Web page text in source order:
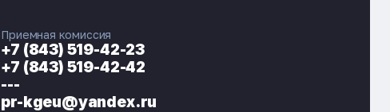
ЭНЕРГОКОД — ПОМОЩНИК КГЭУ
Приемная комиссия
+7 (843) 519-42-23
+7 (843) 519-42-42
---
pr-kgeu@yandex.ru